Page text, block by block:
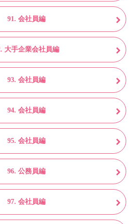
91. 会社員編
大手企業会社員編
93. 会社員編
94. 会社員編
95. 会社員編
96. 公務員編
97. 会社員編